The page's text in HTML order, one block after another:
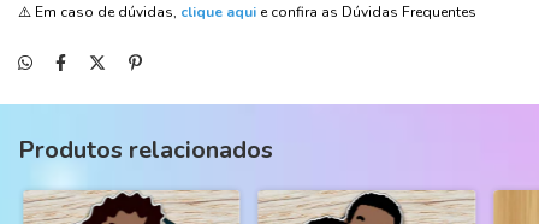
⚠️ Em caso de dúvidas, clique aqui e confira as Dúvidas Frequentes
Produtos relacionados